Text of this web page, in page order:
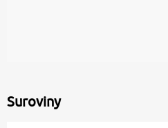
Suroviny